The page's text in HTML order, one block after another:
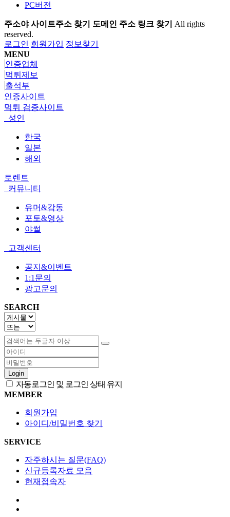
PC버전
주소야 사이트주소 찾기 도메인 주소 링크 찾기 All rights
reserved.
로그인 회원가입 정보찾기
MENU
인증업체
먹튀제보
출석부
인증사이트
먹튀 검증사이트
성인
한국
일본
해외
토렌트
커뮤니티
유머&감동
포토&영상
야썰
고객센터
공지&이벤트
1:1문의
광고문의
SEARCH
Login
자동로그인 및 로그인 상태 유지
MEMBER
회원가입
아이디/비밀번호 찾기
SERVICE
자주하시는 질문(FAQ)
신규등록자료 모음
현재접속자